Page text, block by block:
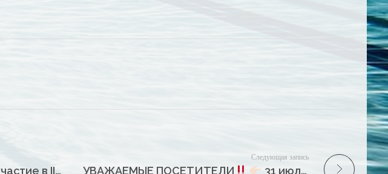
Диплом и благодарность за участие в III Национальном конкурсе с международным участием на образцовое спортивное сооружение «Арена»
Следующая запись
УВАЖАЕМЫЕ ПОСЕТИТЕЛИ 31 июля 2024 г. ФОК «Водолей» не работает!